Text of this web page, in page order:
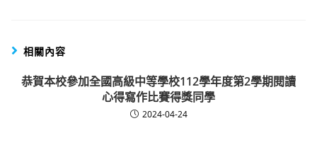
相關內容
恭賀本校參加全國高級中等學校112學年度第2學期閱讀
心得寫作比賽得獎同學
2024-04-24